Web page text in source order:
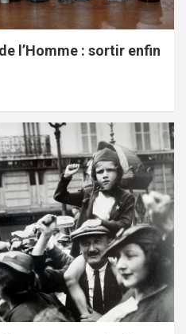
l’Homme : sortir enfin